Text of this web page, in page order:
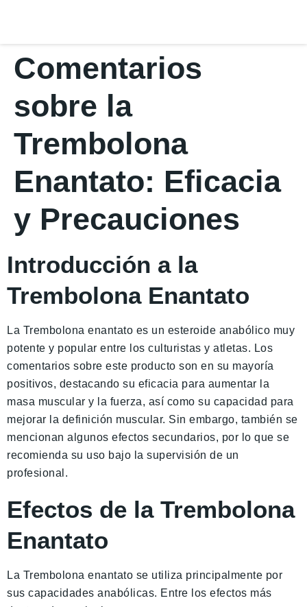
Comentarios
sobre la
Trembolona
Enantato: Eficacia
y Precauciones
Introducción a la
Trembolona Enantato
La Trembolona enantato es un esteroide anabólico muy
potente y popular entre los culturistas y atletas. Los
comentarios sobre este producto son en su mayoría
positivos, destacando su eficacia para aumentar la
masa muscular y la fuerza, así como su capacidad para
mejorar la definición muscular. Sin embargo, también se
mencionan algunos efectos secundarios, por lo que se
recomienda su uso bajo la supervisión de un
profesional.
Efectos de la Trembolona
Enantato
La Trembolona enantato se utiliza principalmente por
sus capacidades anabólicas. Entre los efectos más